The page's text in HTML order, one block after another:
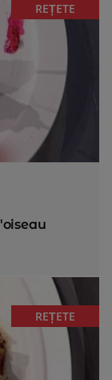
REȚETE
REȚETE